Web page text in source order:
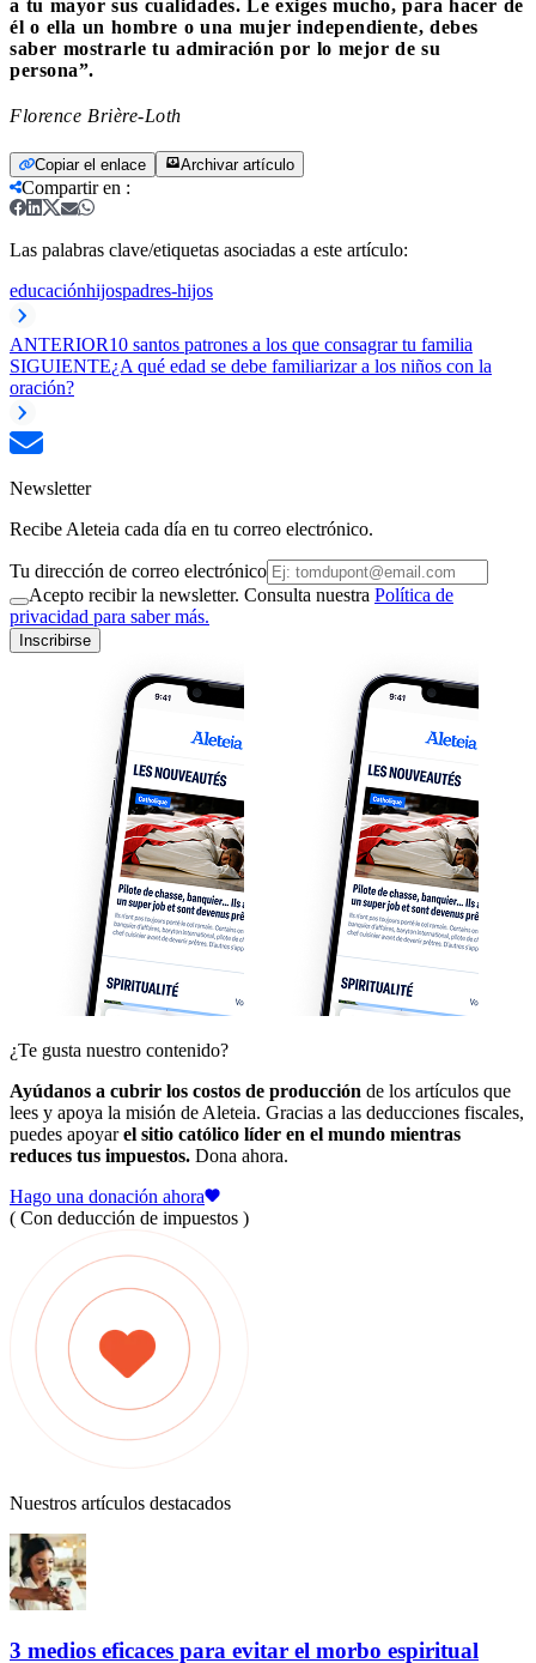
a tu mayor sus cualidades. Le exiges mucho, para hacer de
él o ella un hombre o una mujer independiente, debes
saber mostrarle tu admiración por lo mejor de su
persona”.
Florence Brière-Loth
Copiar el enlace Archivar artículo
Compartir en :
Las palabras clave/etiquetas asociadas a este artículo:
educaciónhijospadres-hijos
ANTERIOR10 santos patrones a los que consagrar tu familia
SIGUIENTE¿A qué edad se debe familiarizar a los niños con la
oración?
Newsletter
Recibe Aleteia cada día en tu correo electrónico.
Tu dirección de correo electrónico
Acepto recibir la newsletter. Consulta nuestra Política de
privacidad para saber más.
Inscribirse
¿Te gusta nuestro contenido?
Ayúdanos a cubrir los costos de producción de los artículos que
lees y apoya la misión de Aleteia. Gracias a las deducciones fiscales,
puedes apoyarel sitio católico líder en el mundo mientras
reduces tus impuestos. Dona ahora.
Hago una donación ahora
( Con deducción de impuestos )
Nuestros artículos destacados
3 medios eficaces para evitar el morbo espiritual